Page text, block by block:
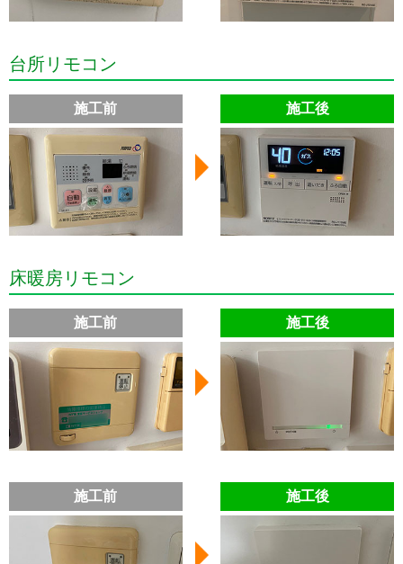
台所リモコン
施工前 施工後
床暖房リモコン
施工前 施工後
施工前 施工後